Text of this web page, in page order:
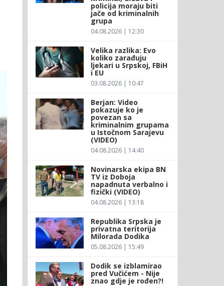
policija moraju biti
jače od kriminalnih
grupa
04.08.2026 | 12:30
Velika razlika: Evo
koliko zarađuju
ljekari u Srpskoj, FBiH
i EU
03.08.2026 | 10:47
Berjan: Video
pokazuje ko je
povezan sa
kriminalnim grupama
u Istočnom Sarajevu
(VIDEO)
04.08.2026 | 14:40
Novinarska ekipa BN
TV iz Doboja
napadnuta verbalno i
fizički (VIDEO)
04.08.2026 | 13:18
Republika Srpska je
privatna teritorija
Milorada Dodika
05.08.2026 | 15:49
Dodik se izblamirao
pred Vučićem - Nije
znao gdje je rođen?!